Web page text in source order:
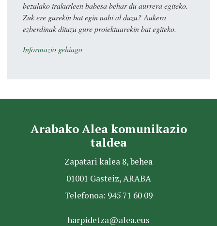
bezalako irakurleen babesa behar du aurrera egiteko.
Zuk ere gurekin bat egin nahi al duzu? Aukera
ezberdinak dituzu gure proiektuarekin bat egiteko.
Informazio gehiago
Arabako Alea komunikazio
taldea
Zapatari kalea 8, behea
01001 Gasteiz, ARABA
Telefonoa: 945 71 60 09
harpidetza@alea.eus